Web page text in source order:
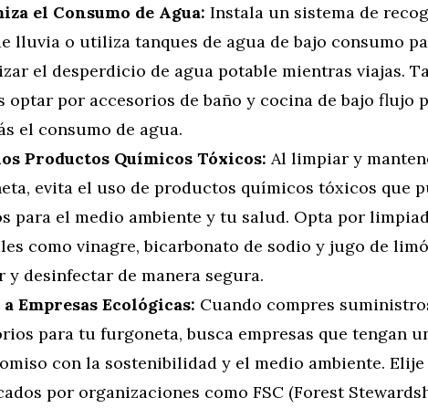
el Consumo de Agua: Instala un sistema de
lluvia o utiliza tanques de agua de bajo consumo
el desperdicio de agua potable mientras viajas.
optar por accesorios de baño y cocina de bajo flujo
el consumo de agua.
Productos Químicos Tóxicos: Al limpiar y
evita el uso de productos químicos tóxicos que
para el medio ambiente y tu salud. Opta por
como vinagre, bicarbonato de sodio y jugo de
y desinfectar de manera segura.
Empresas Ecológicas: Cuando compres
para tu furgoneta, busca empresas que tengan
con la sostenibilidad y el medio ambiente.
por organizaciones como FSC (Forest